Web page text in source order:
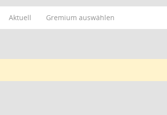
Aktuell Gremium auswählen